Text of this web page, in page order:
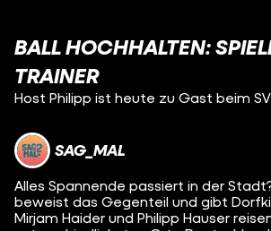
BALL HOCHHALTEN:
TRAINER
SAG_MAL
Alles Spannende passiert in der
beweist das Gegenteil und gibt
Mirjam Haider und Philipp Hauser